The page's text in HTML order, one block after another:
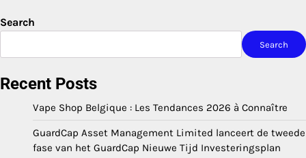
Search
Search
Recent Posts
Vape Shop Belgique : Les Tendances 2026 à Connaître
GuardCap Asset Management Limited lanceert de tweede
fase van het GuardCap Nieuwe Tijd Investeringsplan